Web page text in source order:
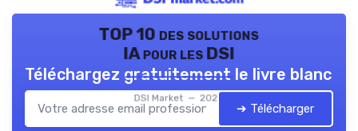
TOP 10 des solutions
IA pour les DSI
DSI Market — 2026
Téléchargez gratuitement le livre blanc
➔ Télécharger